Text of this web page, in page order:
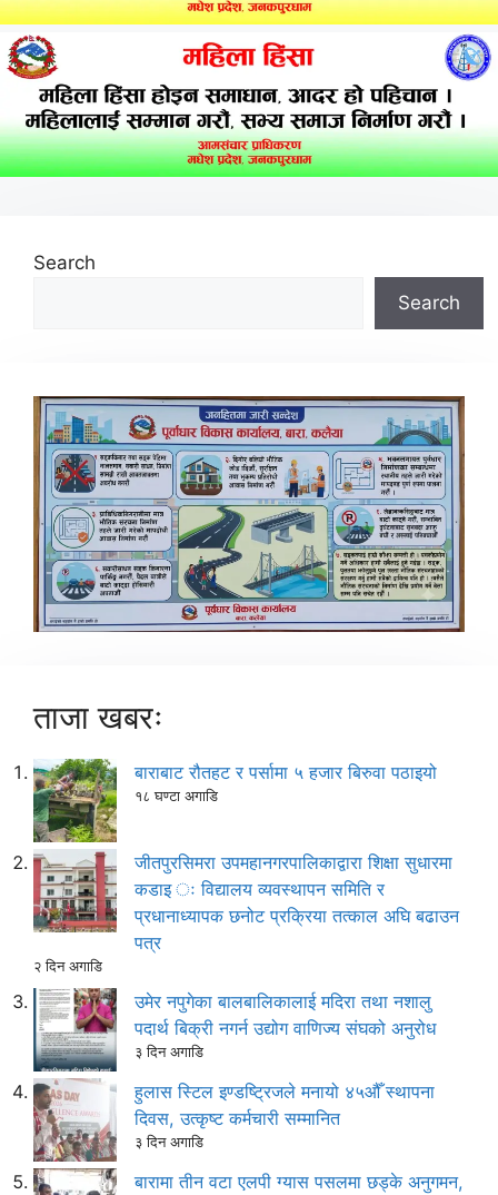
Search
Search
ताजा खबरः
बाराबाट रौतहट र पर्सामा ५ हजार बिरुवा पठाइयो
१८ घण्टा अगाडि
जीतपुरसिमरा उपमहानगरपालिकाद्वारा शिक्षा सुधारमा
कडाइ ः विद्यालय व्यवस्थापन समिति र
प्रधानाध्यापक छनोट प्रक्रिया तत्काल अघि बढाउन
पत्र
२ दिन अगाडि
उमेर नपुगेका बालबालिकालाई मदिरा तथा नशालु
पदार्थ बिक्री नगर्न उद्योग वाणिज्य संघको अनुरोध
३ दिन अगाडि
हुलास स्टिल इण्डष्ट्रिजले मनायो ४५औँ स्थापना
दिवस, उत्कृष्ट कर्मचारी सम्मानित
३ दिन अगाडि
बारामा तीन वटा एलपी ग्यास पसलमा छड्के अनुगमन,